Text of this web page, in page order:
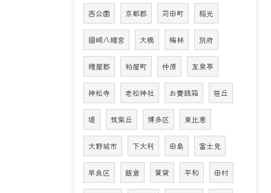
西公園 京都郡 苅田町 稲光
國崎八幡宮 大橋 梅林 別府
糟屋郡 粕屋町 仲原 友泉亭
神松寺 老松神社 お賽銭箱 笹丘
堤 筑紫丘 博多区 東比恵
大野城市 下大利 田島 富士見
早良区 飯倉 賃貸 平和 田村